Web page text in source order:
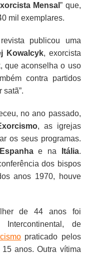
Mensal” que,
mil exemplares.
publicou uma
Kowalcyk, exorcista
que aconselha o uso
contra partidos
satã”.
no ano passado,
, as igrejas
os seus programas.
Espanhae na Itália.
dos bispos
anos 1970, houve
de 44 anos foi
de
praticado pelos
anos. Outra vítima